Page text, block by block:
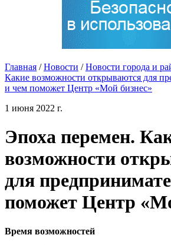
Главная / Новости / Новости города и
Какие возможности открываются для
и чем поможет Центр «Мой бизнес»
1 июня 2022 г.
Эпоха перемен.
возможности
для
поможет Центр
Время возможностей